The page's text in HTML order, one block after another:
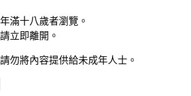
滿十八歲者瀏覽。
立即離開。
勿將內容提供給未成年人士。